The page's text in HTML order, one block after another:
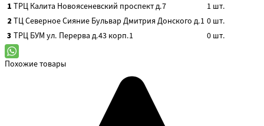
1 ТРЦ Калита Новоясеневский проспект д.7 1 шт.
2 ТЦ Северное Сияние Бульвар Дмитрия Донского д.1 0 шт.
3 ТРЦ БУМ ул. Перерва д.43 корп.1 0 шт.
Похожие товары